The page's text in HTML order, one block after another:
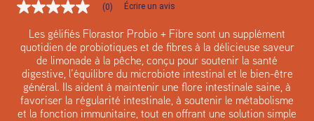
Aucune
pour
ce
produit
Lien
vers
la
même
page.
(0) Écrire un avis
Les gélifiés Florastor Probio + Fibre sont un supplément
quotidien de probiotiques et de fibres à la délicieuse saveur
de limonade à la pêche, conçu pour soutenir la santé
digestive, l’équilibre du microbiote intestinal et le bien-être
général. Ils aident à maintenir une flore intestinale saine, à
favoriser la régularité intestinale, à soutenir le métabolisme
et la fonction immunitaire, tout en offrant une solution simple